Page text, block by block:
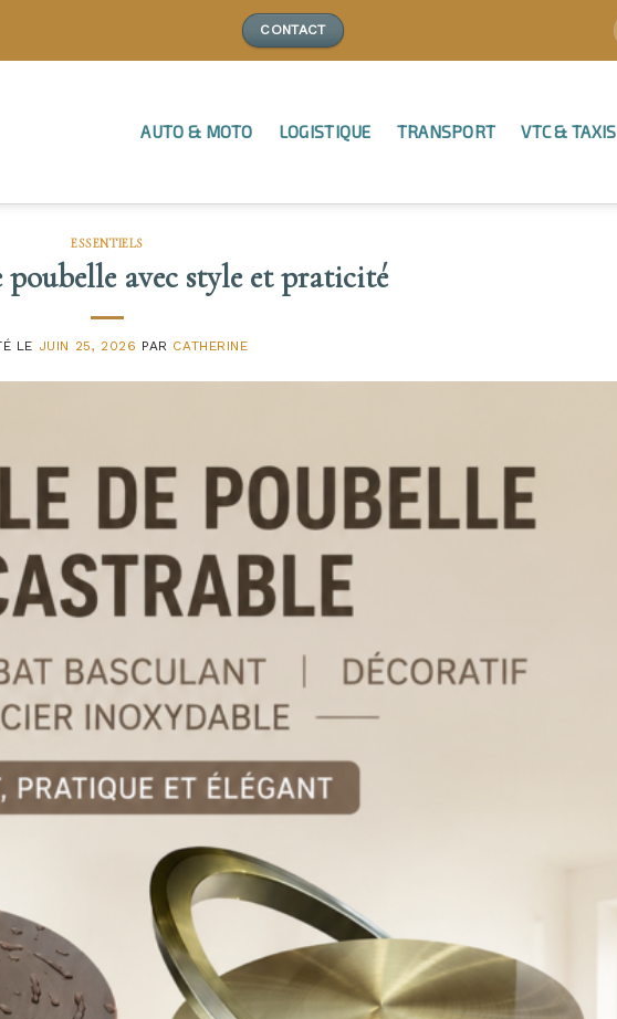
CONTACT
AUTO & MOTO LOGISTIQUE TRANSPORT VTC & TAXIS
ESSENTIELS
poubelle avec style et praticité
LE JUIN 25, 2026 PAR CATHERINE